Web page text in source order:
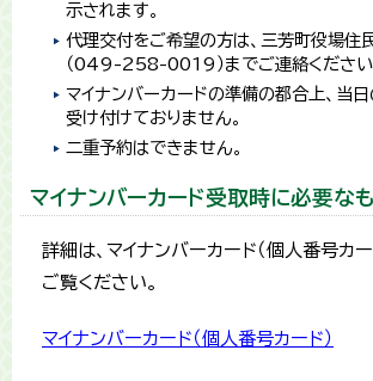
示されます。
代理交付をご希望の方は、三芳町役場住
（049-258-0019）までご連絡ください
マイナンバーカードの準備の都合上、当日
受け付けておりません。
二重予約はできません。
マイナンバーカード受取時に必要な
詳細は、マイナンバーカード（個人番号カ
ご覧ください。
マイナンバーカード（個人番号カード）